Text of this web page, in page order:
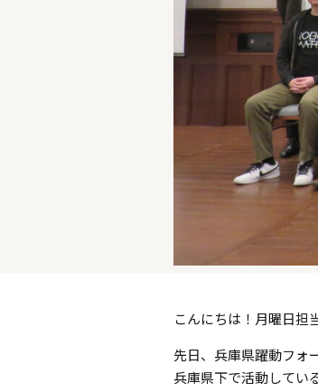
こんにちは！月曜日担
先日、兵庫県躍動フォ
兵庫県下で活動してい